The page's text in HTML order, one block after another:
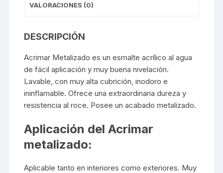
VALORACIONES (0)
DESCRIPCIÓN
Acrimar Metalizado es un esmalte acrílico al agua
de fácil aplicación y muy buena nivelación.
Lavable, con muy alta cubrición, inodoro e
ininflamable. Ofrece una extraordinaria dureza y
resistencia al roce. Posee un acabado metalizado.
Aplicación del Acrimar
metalizado:
Aplicable tanto en interiores como exteriores. Muy